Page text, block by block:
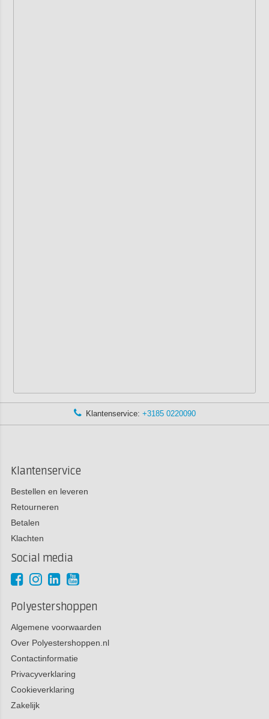
Klantenservice: +3185 0220090
Klantenservice
Bestellen en leveren
Retourneren
Betalen
Klachten
Social media
Polyestershoppen
Algemene voorwaarden
Over Polyestershoppen.nl
Contactinformatie
Privacyverklaring
Cookieverklaring
Zakelijk